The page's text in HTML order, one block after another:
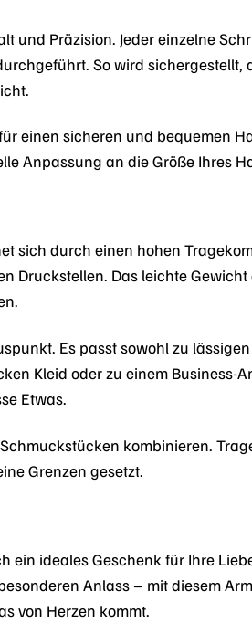
und Präzision. Jeder einzelne
So wird sichergestellt,
einen sicheren und bequemen
Anpassung an die Größe Ihres
sich durch einen hohen
Druckstellen. Das leichte
Es passt sowohl zu
Kleid oder zu einem Business-
Etwas.
kombinieren.
Grenzen gesetzt.
ein ideales Geschenk für Ihre
Anlass – mit diesem
von Herzen kommt.